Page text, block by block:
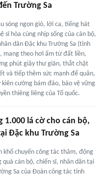
Trường Sa
sóng ngọn gió, lời ca, tiếng hát
sĩ hòa cùng nhịp sống của cán bộ,
dân Đặc khu Trường Sa (tỉnh
mang theo hơi ấm từ đất liền,
phút giây thư giãn, thắt chặt
và tiếp thêm sức mạnh để quân,
kiên cường bám đảo, bảo vệ vững
thiêng liêng của Tổ quốc.
1.000 lá cờ cho cán bộ,
Đặc khu Trường Sa
khổ chuyến công tác thăm, động
quà cán bộ, chiến sĩ, nhân dân tại
Sa của Đoàn công tác tỉnh